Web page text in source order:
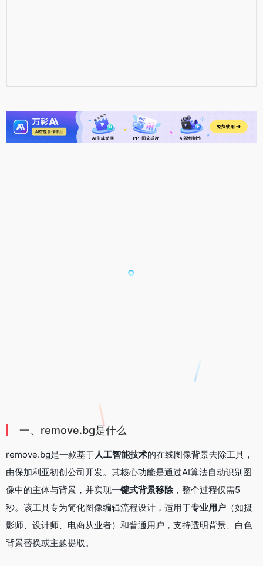
一、remove.bg是什么
remove.bg是一款基于人工智能技术的在线图像背景去除工具，
由保加利亚初创公司开发。其核心功能是通过AI算法自动识别图
像中的主体与背景，并实现一键式背景移除 ，整个过程仅需5
秒。该工具专为简化图像编辑流程设计，适用于专业用户 （如摄
影师、设计师、电商从业者）和普通用户，支持透明背景、白色
背景替换或主题提取。